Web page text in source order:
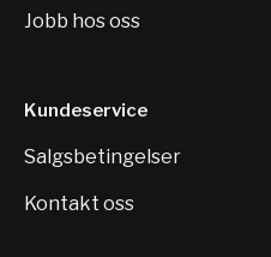
Jobb hos oss
Kundeservice
Salgsbetingelser
Kontakt oss